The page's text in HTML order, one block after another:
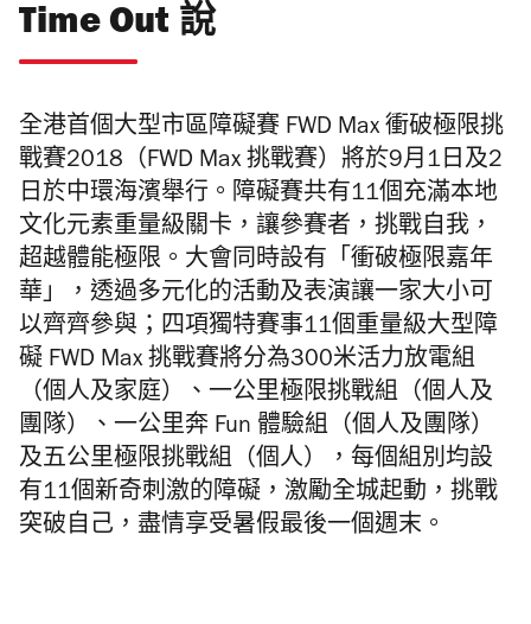
Time Out 說
全港首個大型市區障礙賽 FWD Max 衝破極限挑
戰賽2018（FWD Max 挑戰賽）將於9月1日及2
日於中環海濱舉行。障礙賽共有11個充滿本地
文化元素重量級關卡，讓參賽者，挑戰自我，
超越體能極限。大會同時設有「衝破極限嘉年
華」，透過多元化的活動及表演讓一家大小可
以齊齊參與；四項獨特賽事11個重量級大型障
礙 FWD Max 挑戰賽將分為300米活力放電組
（個人及家庭）、一公里極限挑戰組（個人及
團隊）、一公里奔 Fun 體驗組（個人及團隊）
及五公里極限挑戰組（個人），每個組別均設
有11個新奇刺激的障礙，激勵全城起動，挑戰
突破自己，盡情享受暑假最後一個週末。